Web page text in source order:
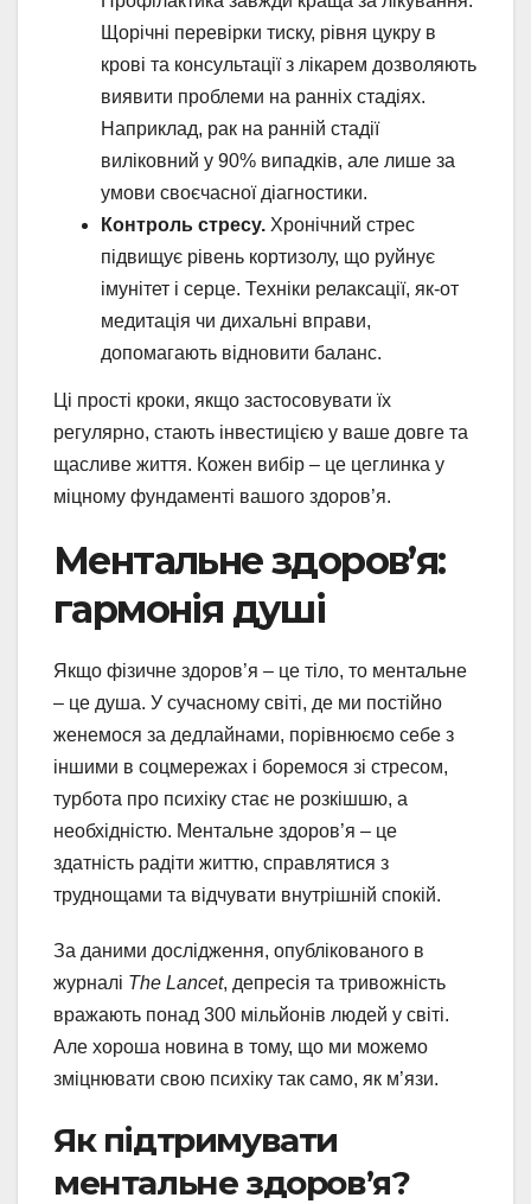
Щорічні перевірки тиску, рівня цукру в
крові та консультації з лікарем дозволяють
виявити проблеми на ранніх стадіях.
Наприклад, рак на ранній стадії
виліковний у 90% випадків, але лише за
умови своєчасної діагностики.
Контроль стресу. Хронічний стрес
підвищує рівень кортизолу, що руйнує
імунітет і серце. Техніки релаксації, як-от
медитація чи дихальні вправи,
допомагають відновити баланс.
Ці прості кроки, якщо застосовувати їх
регулярно, стають інвестицією у ваше довге та
щасливе життя. Кожен вибір – це цеглинка у
міцному фундаменті вашого здоров’я.
Ментальне здоров’я:
гармонія душі
Якщо фізичне здоров’я – це тіло, то ментальне
– це душа. У сучасному світі, де ми постійно
женемося за дедлайнами, порівнюємо себе з
іншими в соцмережах і боремося зі стресом,
турбота про психіку стає не розкішшю, а
необхідністю. Ментальне здоров’я – це
здатність радіти життю, справлятися з
труднощами та відчувати внутрішній спокій.
За даними дослідження, опублікованого в
журналі The Lancet, депресія та тривожність
вражають понад 300 мільйонів людей у світі.
Але хороша новина в тому, що ми можемо
зміцнювати свою психіку так само, як м’язи.
Як підтримувати
ментальне здоров’я?